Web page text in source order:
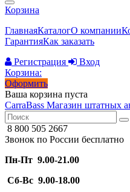
Корзина
ГлавнаяКаталогО компании
ГарантияКак заказать
Регистрация
Вход
Корзина:
Оформить
Ваша корзина пуста
CarraBass Магазин штатных
8 800 505 2667
Звонок по России бесплатно
Пн-Пт 9.00-21.00
Сб-Вс 9.00-18.00